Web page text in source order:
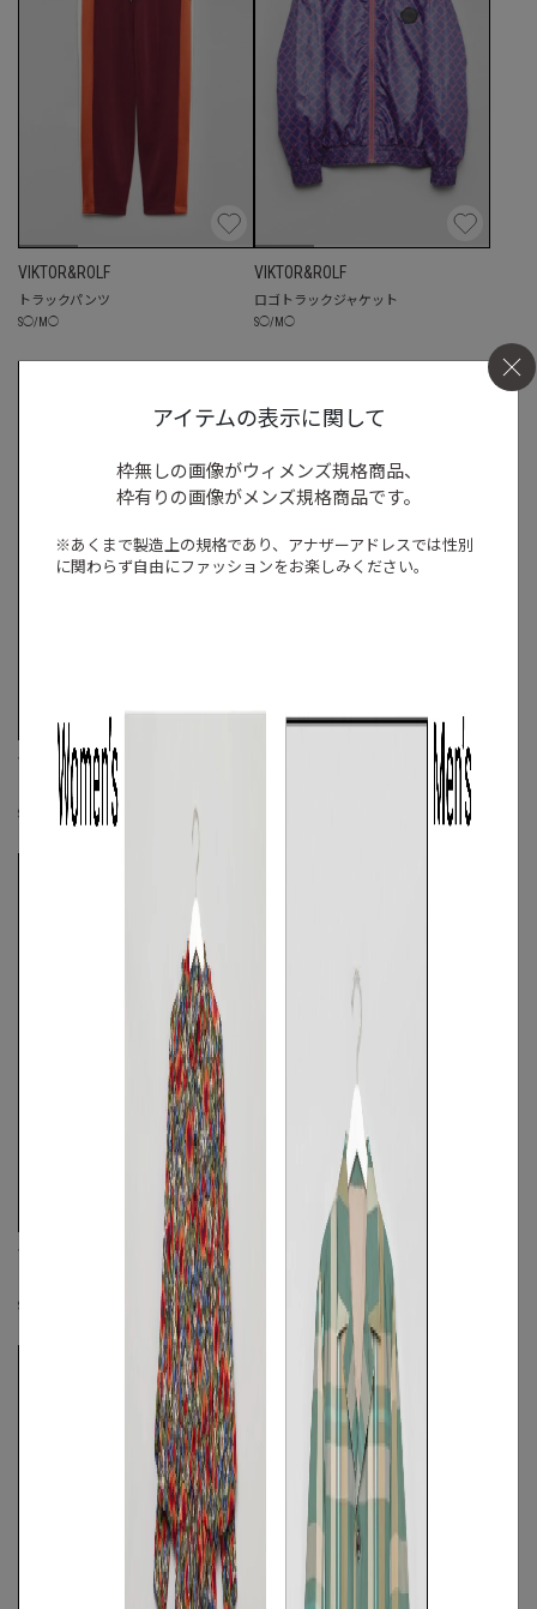
VIKTOR&ROLF
トラックパンツ
S◯/ M ◯
VIKTOR&ROLF
ロゴトラックジャケット
S◯/ M ◯
VIKTOR&ROLF
トラックジャケット
S
《手洗い可》ストライプフリルシャツ
VIKTOR&ROLF
《手洗い可》マルチストライプシャツ
S
VIKTOR&ROLF
パンチングメッシュコート
アイテムの表示に関して
枠無しの画像がウィメンズ規格商品、
枠有りの画像がメンズ規格商品です。
※あくまで製造上の規格であり、アナザーアドレスでは性別
に関わらず自由にファッションをお楽しみください。